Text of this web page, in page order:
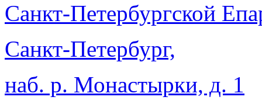
Санкт-Петербургской
Санкт-Петербург,
наб. р. Монастырки, д. 1